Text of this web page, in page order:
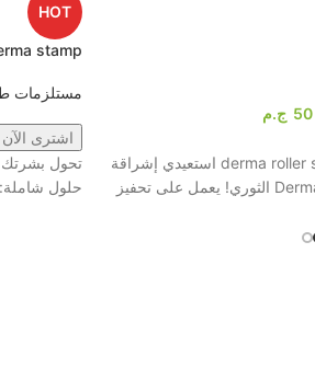
50 ج.م
1️⃣ جدد شباب بشرتك مع derma roller system استعيدي إشراقة
HOT
stamp
مستلزمات
اشترى الآن
تحول بشرتك
حلول